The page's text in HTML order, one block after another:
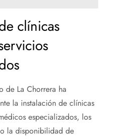
clínicas
de La Chorrera ha
la instalación de clínicas
especializados, los
la disponibilidad de